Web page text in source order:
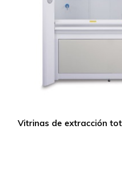
Vitrinas de extracción